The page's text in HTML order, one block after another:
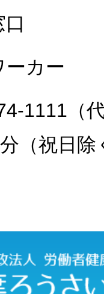
ーカー
1111（
（祝日除